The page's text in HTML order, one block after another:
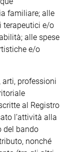
familiare; alle
terapeutici e/o
alle spese
e/o
arti, professioni
al Registro
l’attività alla
del bando
nonché